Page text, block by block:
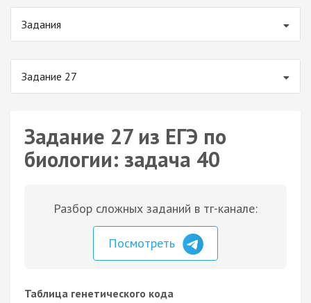
Задания
Задание 27
Задание 27 из ЕГЭ по
биологии: задача 40
Разбор сложных заданий в тг-канале:
Посмотреть
Таблица генетического кода